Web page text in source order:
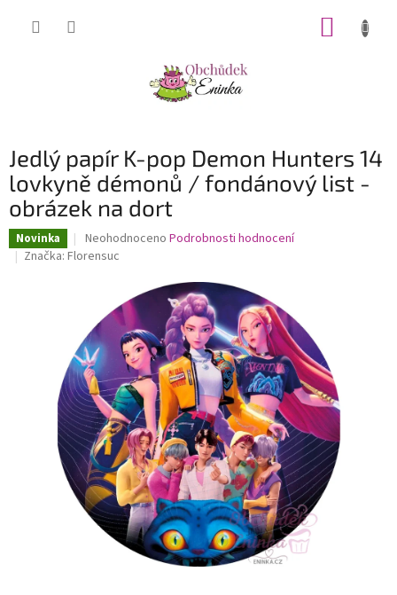
Jedlý papír K-pop Demon Hunters 14
lovkyně démonů / fondánový list -
obrázek na dort
Novinka
Průměrné
hodnocení
5
hvězdiček.
Neohodnoceno Podrobnosti hodnocení
Značka: Florensuc